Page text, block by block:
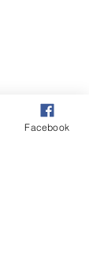
Facebook